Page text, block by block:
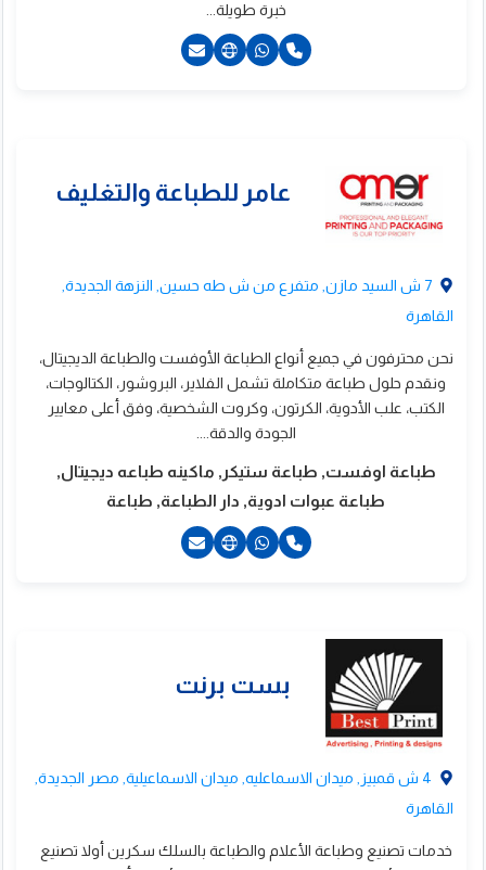
للدعاية والاعلان
خبرة طويلة...
7 ش السيد مازن, متفرع من ش طه حسين, النزهة الجديدة,
القاهرة
نحن محترفون في جميع أنواع الطباعة الأوفست والطباعة الديجيتال،
ونقدم حلول طباعة متكاملة تشمل الفلاير، البروشور، الكتالوجات،
الكتب، علب الأدوية، الكرتون، وكروت الشخصية، وفق أعلى معايير
الجودة والدقة....
طباعة اوفست, طباعة ستيكر, ماكينه طباعه ديجيتال,
طباعة عبوات ادوية, دار الطباعة, طباعة
4 ش قمبيز, ميدان الاسماعليه, ميدان الاسماعيلية, مصر الجديدة,
القاهرة
خدمات تصنيع وطباعة الأعلام والطباعة بالسلك سكرين أولا تصنيع